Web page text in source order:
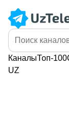
КаналыТоп-100
UZ